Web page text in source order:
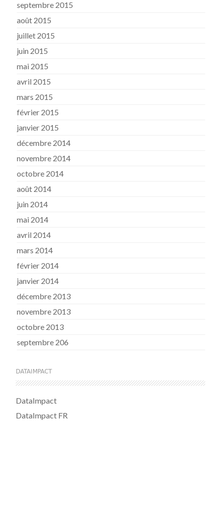
septembre 2015
août 2015
juillet 2015
juin 2015
mai 2015
avril 2015
mars 2015
février 2015
janvier 2015
décembre 2014
novembre 2014
octobre 2014
août 2014
juin 2014
mai 2014
avril 2014
mars 2014
février 2014
janvier 2014
décembre 2013
novembre 2013
octobre 2013
septembre 206
DATAIMPACT
DataImpact
DataImpact FR